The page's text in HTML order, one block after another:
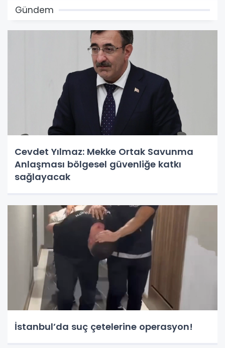
Gündem
Cevdet Yılmaz: Mekke Ortak Savunma
Anlaşması bölgesel güvenliğe katkı
sağlayacak
İstanbul’da suç çetelerine operasyon!